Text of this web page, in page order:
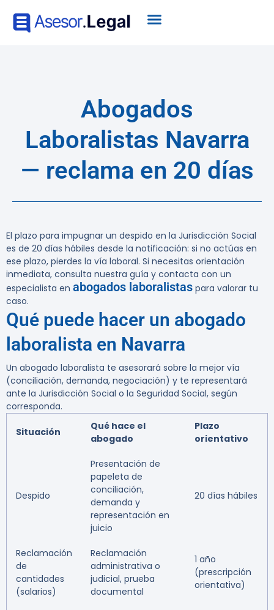
Abogados
Laboralistas Navarra
— reclama en 20 días
El plazo para impugnar un despido en la Jurisdicción Social
es de 20 días hábiles desde la notificación: si no actúas en
ese plazo, pierdes la vía laboral. Si necesitas orientación
inmediata, consulta nuestra guía y contacta con un
especialista en abogados laboralistas para valorar tu
caso.
Qué puede hacer un abogado
laboralista en Navarra
Un abogado laboralista te asesorará sobre la mejor vía
(conciliación, demanda, negociación) y te representará
ante la Jurisdicción Social o la Seguridad Social, según
corresponda.
Situación
Qué hace el
abogado
Plazo
orientativo
Despido
Presentación de
papeleta de
conciliación,
demanda y
representación en
juicio
20 días hábiles
Reclamación
de
cantidades
(salarios)
Reclamación
administrativa o
judicial, prueba
documental
1 año
(prescripción
orientativa)